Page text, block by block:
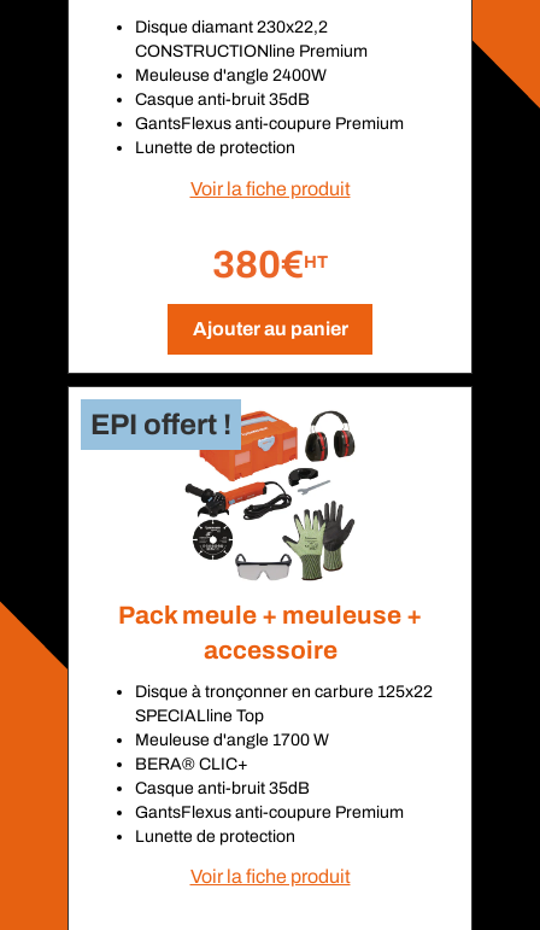
Disque diamant 230x22,2
CONSTRUCTIONline Premium
Meuleuse d'angle 2400W
Casque anti-bruit 35dB
GantsFlexus anti-coupure Premium
Lunette de protection
Voir la fiche produit
380€HT
Ajouter au panier
Pack meule + meuleuse +
accessoire
Disque à tronçonner en carbure 125x22
SPECIALline Top
Meuleuse d'angle 1700 W
BERA® CLIC+
Casque anti-bruit 35dB
GantsFlexus anti-coupure Premium
Lunette de protection
Voir la fiche produit